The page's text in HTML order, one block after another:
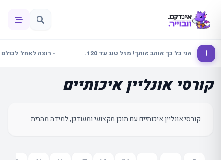
אני כל כך אוהב אותך! מזל טוב עד 120. • רוצה לאחל לכולם
קורסי אונליין איכותיים
קורסי אונליין איכותיים עם תוכן מקצועי ומעודכן, למידה מהבית.